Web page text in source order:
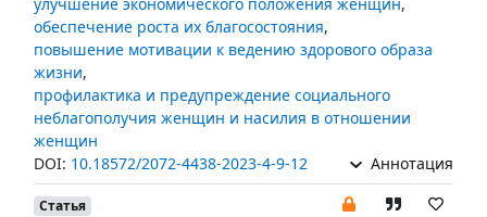
улучшение экономического положения женщин,
обеспечение роста их благосостояния,
повышение мотивации к ведению здорового образа
жизни,
профилактика и предупреждение социального
неблагополучия женщин и насилия в отношении
женщин
DOI: 10.18572/2072-4438-2023-4-9-12 Аннотация
Статья